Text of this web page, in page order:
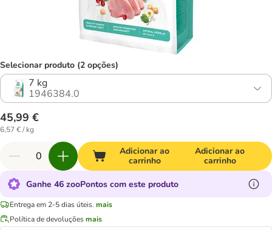
Selecionar produto (2 opções)
7 kg
1946384.0
45,99 €
6,57 € / kg
Adicionar ao
carrinho
Adicionar ao
carrinho
Ganhe 46 zooPontos com este produto
Entrega em 2-5 dias úteis. mais
Política de devoluçõesmais